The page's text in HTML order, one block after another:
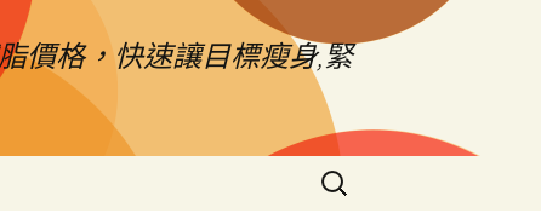
價格，快速讓目標瘦身,緊
搜
尋